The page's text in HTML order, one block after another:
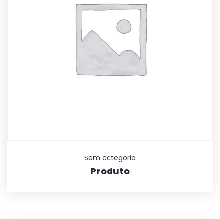
Sem categoria
Produto